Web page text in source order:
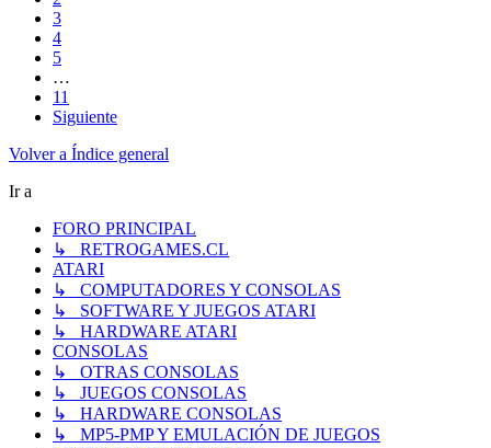
3
4
5
…
11
Siguiente
Volver a Índice general
Ir a
FORO PRINCIPAL
↳ RETROGAMES.CL
ATARI
↳ COMPUTADORES Y CONSOLAS
↳ SOFTWARE Y JUEGOS ATARI
↳ HARDWARE ATARI
CONSOLAS
↳ OTRAS CONSOLAS
↳ JUEGOS CONSOLAS
↳ HARDWARE CONSOLAS
↳ MP5-PMP Y EMULACIÓN DE JUEGOS